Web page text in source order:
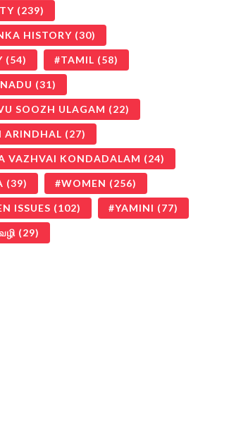
(239)
HISTORY (30)
(54) TAMIL (58)
(31)
SOOZH ULAGAM (22)
ARINDHAL (27)
VAZHVAI KONDADALAM (24)
(39) WOMEN (256)
ISSUES (102) YAMINI (77)
(29)